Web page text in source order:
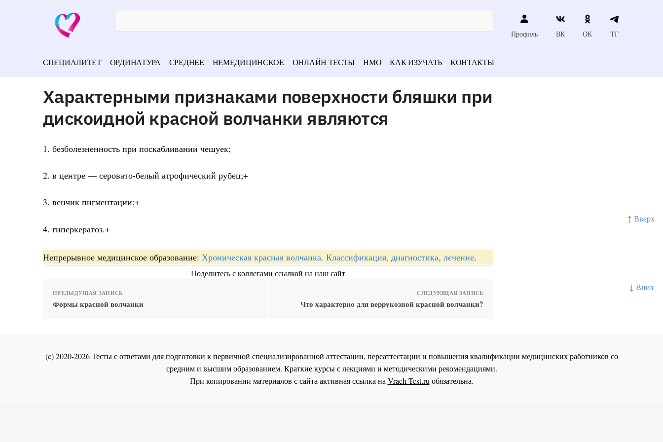
↑ Вверх
↓ Вниз
Профиль ВК ОК ТГ
СПЕЦИАЛИТЕТ ОРДИНАТУРА СРЕДНЕЕ НЕМЕДИЦИНСКОЕ ОНЛАЙН ТЕСТЫ НМО КАК ИЗУЧАТЬ КОНТАКТЫ
Характерными признаками поверхности бляшки при
дискоидной красной волчанки являются
1. безболезненность при поскабливании чешуек;
2. в центре — серовато-белый атрофический рубец;+
3. венчик пигментации;+
4. гиперкератоз.+
Непрерывное медицинское образование: Хроническая красная волчанка. Классификация, диагностика, лечение.
Поделитесь с коллегами ссылкой на наш сайт
ПРЕДЫДУЩАЯ ЗАПИСЬ
Формы красной волчанки
СЛЕДУЮЩАЯ ЗАПИСЬ
Что характерно для веррукозной красной волчанки?
(c) 2020-2026 Тесты с ответами для подготовки к первичной специализированной аттестации, переаттестации и повышения квалификации медицинских работников со
средним и высшим образованием. Краткие курсы с лекциями и методическими рекомендациями.
При копировании материалов с сайта активная ссылка наVrach-Test.ruобязательна.